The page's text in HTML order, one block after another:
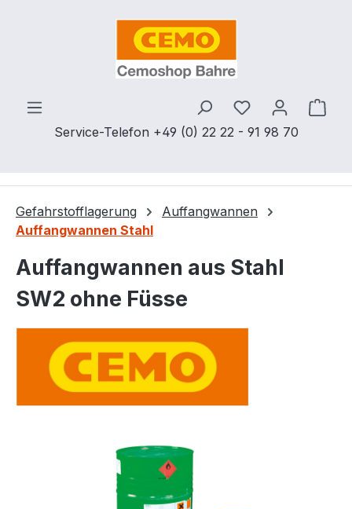
Zum Hauptinhalt springen
Service-Telefon +49 (0) 22 22 - 91 98 70
Du hast 0
Gefahrstofflagerung
Auffangwannen
Auffangwannen Stahl
Auffangwannen aus Stahl
SW2 ohne Füsse
Bildergalerie überspringen